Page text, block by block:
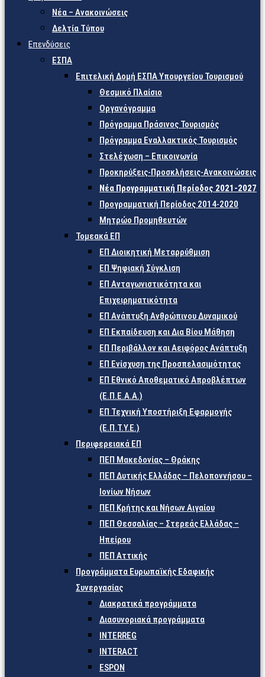
Νέα – Ανακοινώσεις
Δελτία Τύπου
Επενδύσεις
ΕΣΠΑ
Επιτελική Δομή ΕΣΠΑ Υπουργείου Τουρισμού
Θεσμικό Πλαίσιο
Οργανόγραμμα
Πρόγραμμα Πράσινος Τουρισμός
Πρόγραμμα Εναλλακτικός Τουρισμός
Στελέχωση – Επικοινωνία
Προκηρύξεις-Προσκλήσεις-Ανακοινώσεις
Νέα Προγραμματική Περίοδος 2021-2027
Προγραμματική Περίοδος 2014-2020
Μητρώο Προμηθευτών
Τομεακά ΕΠ
ΕΠ Διοικητική Μεταρρύθμιση
ΕΠ Ψηφιακή Σύγκλιση
ΕΠ Ανταγωνιστικότητα και
Επιχειρηματικότητα
ΕΠ Ανάπτυξη Ανθρώπινου Δυναμικού
ΕΠ Εκπαίδευση και Δια Βίου Μάθηση
ΕΠ Περιβάλλον και Αειφόρος Ανάπτυξη
ΕΠ Ενίσχυση της Προσπελασιμότητας
ΕΠ Εθνικό Αποθεματικό Απροβλέπτων
(Ε.Π.Ε.Α.Α.)
ΕΠ Τεχνική Υποστήριξη Εφαρμογής
(Ε.Π.Τ.Υ.Ε.)
Περιφερειακά ΕΠ
ΠΕΠ Μακεδονίας – Θράκης
ΠΕΠ Δυτικής Ελλάδας – Πελοποννήσου –
Ιονίων Νήσων
ΠΕΠ Κρήτης και Νήσων Αιγαίου
ΠΕΠ Θεσσαλίας – Στερεάς Ελλάδας –
Ηπείρου
ΠΕΠ Αττικής
Προγράμματα Ευρωπαϊκής Εδαφικής
Συνεργασίας
Διακρατικά προγράμματα
Διασυνοριακά προγράμματα
INTERREG
INTERACT
ESPON